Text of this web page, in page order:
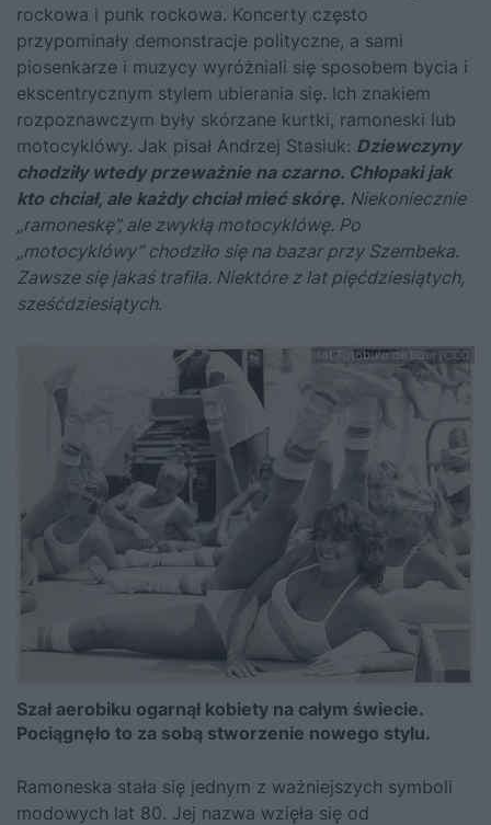
rockowa i punk rockowa. Koncerty często
przypominały demonstracje polityczne, a sami
piosenkarze i muzycy wyróżniali się sposobem bycia i
ekscentrycznym stylem ubierania się. Ich znakiem
rozpoznawczym były skórzane kurtki, ramoneski lub
motocyklówy. Jak pisał Andrzej Stasiuk: Dziewczyny
chodziły wtedy przeważnie na czarno. Chłopaki jak
kto chciał, ale każdy chciał mieć skórę. Niekoniecznie
„ramoneskę”, ale zwykłą motocyklówę. Po
„motocyklówy” chodziło się na bazar przy Szembeka.
Zawsze się jakaś trafiła. Niektóre z lat pięćdziesiątych,
sześćdziesiątych.
fot.Fotoburo de Boer /CC0
Szał aerobiku ogarnął kobiety na całym świecie.
Pociągnęło to za sobą stworzenie nowego stylu.
Ramoneska stała się jednym z ważniejszych symboli
modowych lat 80. Jej nazwa wzięła się od